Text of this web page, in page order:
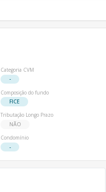
Categoria CVM
-
Composição do fundo
FICE
Tributação Longo Prazo
NÃO
Condomínio
-